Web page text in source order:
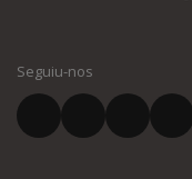
El vostre correu
Seguiu-nos